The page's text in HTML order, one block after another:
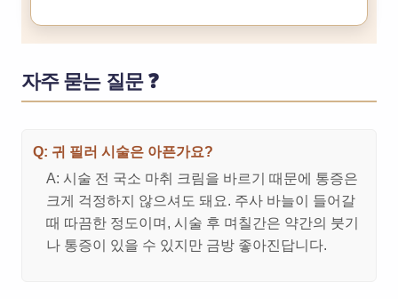
자주 묻는 질문 ❓
Q: 귀 필러 시술은 아픈가요?
A: 시술 전 국소 마취 크림을 바르기 때문에 통증은
크게 걱정하지 않으셔도 돼요. 주사 바늘이 들어갈
때 따끔한 정도이며, 시술 후 며칠간은 약간의 붓기
나 통증이 있을 수 있지만 금방 좋아진답니다.